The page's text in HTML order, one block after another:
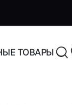
ТОВАРЫ